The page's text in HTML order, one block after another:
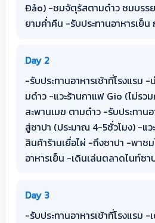
Đảo) -ชมจัตุรัสตามด๋าว ชมบรรย
ยามค่ำคืน -รับประทานอาหารเย็
Day 2
-รับประทานอาหารเช้าที่โรงแรม
มด๋าว -แวะร้านกาแฟ Gio (ไม่รว
สะพานเมฆ ตามด๋าว -รับประทาน
สู่ซาปา (ประมาณ 4-5ชั่วโมง) -แ
สินค้าร้านเยื่อไผ่ -ถึงซาปา -พาช
อาหารเย็น -เดินเล่นตลาดไนท์ซา
Day 3
-รับประทานอาหารเช้าที่โรงแรม